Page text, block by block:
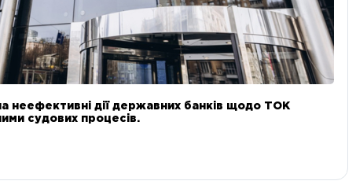
неефективні дії державних банків щодо ТОК
судових процесів.